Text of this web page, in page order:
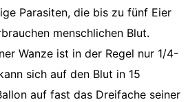
Parasiten, die bis zu fünf Eier
menschlichen Blut.
Wanze ist in der Regel nur 1/4-
sich auf den Blut in 15
auf fast das Dreifache seiner